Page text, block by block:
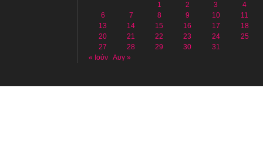
1
2 3
4
6
7 8 9 10
11
13
14 15 16 17
18
20
21 22 23 24
25
27
28 29 30
31
« Ιούν Αυγ »